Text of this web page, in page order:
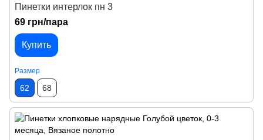
Пинетки интерлок пн 3
69 грн/пара
Купить
Размер
62 68